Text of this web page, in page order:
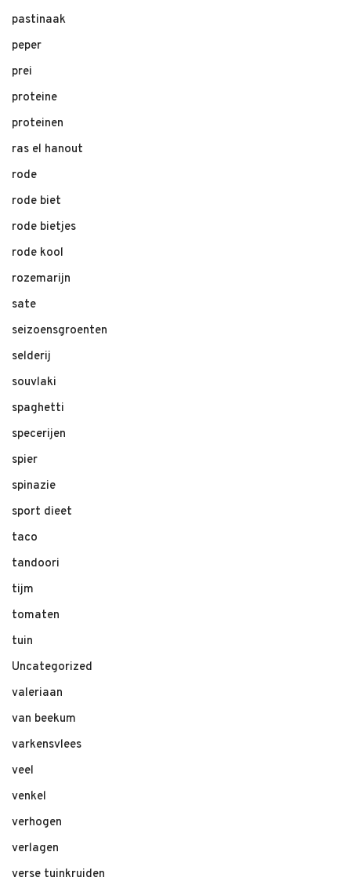
pastinaak
peper
prei
proteine
proteinen
ras el hanout
rode
rode biet
rode bietjes
rode kool
rozemarijn
sate
seizoensgroenten
selderij
souvlaki
spaghetti
specerijen
spier
spinazie
sport dieet
taco
tandoori
tijm
tomaten
tuin
Uncategorized
valeriaan
van beekum
varkensvlees
veel
venkel
verhogen
verlagen
verse tuinkruiden